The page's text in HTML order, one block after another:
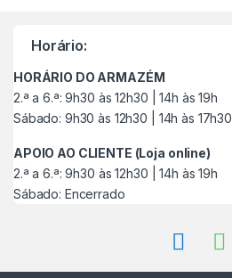
Horário:
HORÁRIO DO ARMAZÉM
2.ª a 6.ª: 9h30 às 12h30 | 14h às 19h
Sábado: 9h30 às 12h30 | 14h às 17h30
APOIO AO CLIENTE (Loja online)
2.ª a 6.ª: 9h30 às 12h30 | 14h às 19h
Sábado: Encerrado